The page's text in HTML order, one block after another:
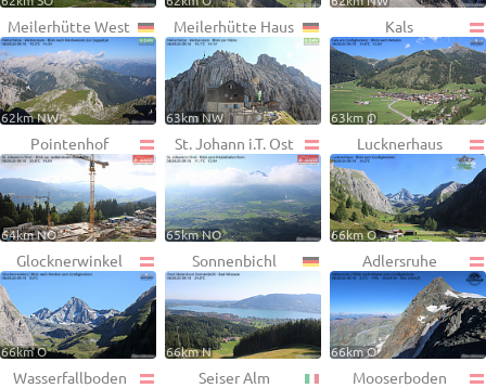
Meilerhütte West
62km NW
Meilerhütte Haus
63km NW
Kals
63km O
Pointenhof
64km NO
St. Johann i.T. Ost
65km NO
Lucknerhaus
66km O
Glocknerwinkel
66km O
Sonnenbichl
66km N
Adlersruhe
66km O
Wasserfallboden Seiser Alm Mooserboden